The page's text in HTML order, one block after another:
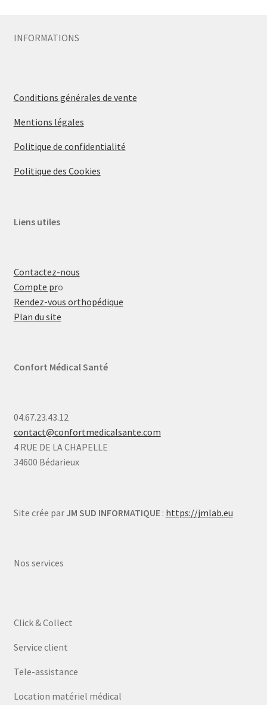
INFORMATIONS
Conditions générales de vente
Mentions légales
Politique de confidentialité
Politique des Cookies
Liens utiles
Contactez-nous
Compte pro
Rendez-vous orthopédique
Plan du site
Confort Médical Santé
04.67.23.43.12
contact@confortmedicalsante.com
4 RUE DE LA CHAPELLE
34600 Bédarieux
Site crée par JM SUD INFORMATIQUE: https://jmlab.eu
Nos services
Click & Collect
Service client
Tele-assistance
Location matériel médical